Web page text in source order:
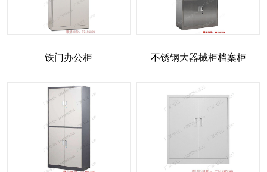
铁门办公柜 不锈钢大器械柜档案柜